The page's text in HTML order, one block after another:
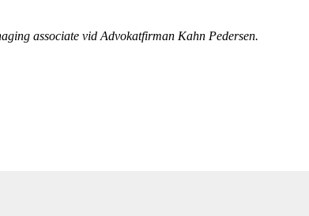
associate vid Advokatfirman Kahn Pedersen.